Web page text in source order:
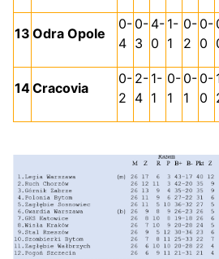
13 Odra Opole
0-
4
0-
3
4-
0
1-
1
0-
2
0-
0
14Cracovia
0-
2
2-
4
1-
1
0-
1
0-
1
0-
0